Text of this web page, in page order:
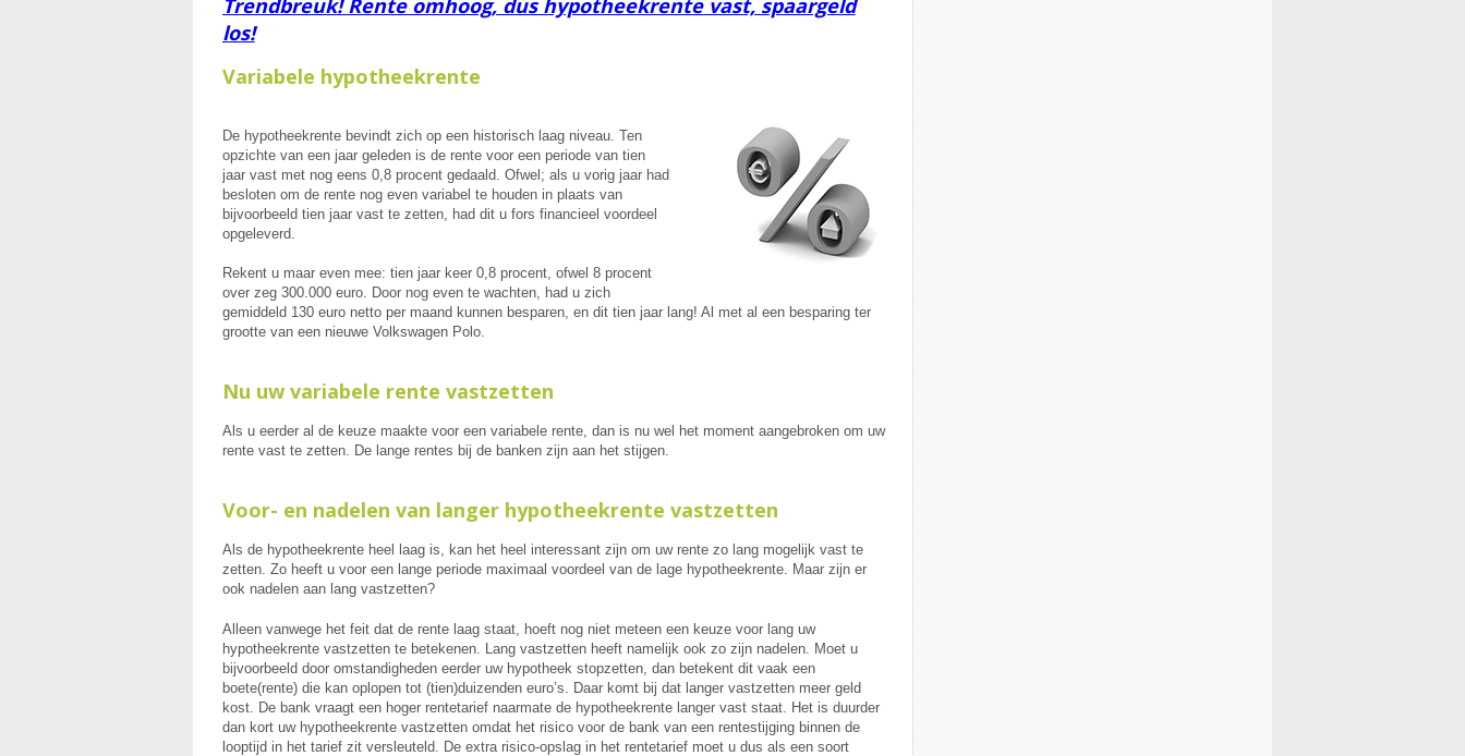
Trendbreuk! Rente omhoog, dus hypotheekrente vast, spaargeld
los!
Variabele hypotheekrente
De hypotheekrente bevindt zich op een historisch laag niveau. Ten
opzichte van een jaar geleden is de rente voor een periode van tien
jaar vast met nog eens 0,8 procent gedaald. Ofwel; als u vorig jaar had
besloten om de rente nog even variabel te houden in plaats van
bijvoorbeeld tien jaar vast te zetten, had dit u fors financieel voordeel
opgeleverd.
Rekent u maar even mee: tien jaar keer 0,8 procent, ofwel 8 procent
over zeg 300.000 euro. Door nog even te wachten, had u zich
gemiddeld 130 euro netto per maand kunnen besparen, en dit tien jaar lang! Al met al een besparing ter
grootte van een nieuwe Volkswagen Polo.
Nu uw variabele rente vastzetten
Als u eerder al de keuze maakte voor een variabele rente, dan is nu wel het moment aangebroken om uw
rente vast te zetten. De lange rentes bij de banken zijn aan het stijgen.
Voor- en nadelen van langer hypotheekrente vastzetten
Als de hypotheekrente heel laag is, kan het heel interessant zijn om uw rente zo lang mogelijk vast te
zetten. Zo heeft u voor een lange periode maximaal voordeel van de lage hypotheekrente. Maar zijn er
ook nadelen aan lang vastzetten?
Alleen vanwege het feit dat de rente laag staat, hoeft nog niet meteen een keuze voor lang uw
hypotheekrente vastzetten te betekenen. Lang vastzetten heeft namelijk ook zo zijn nadelen. Moet u
bijvoorbeeld door omstandigheden eerder uw hypotheek stopzetten, dan betekent dit vaak een
boete(rente) die kan oplopen tot (tien)duizenden euro’s. Daar komt bij dat langer vastzetten meer geld
kost. De bank vraagt een hoger rentetarief naarmate de hypotheekrente langer vast staat. Het is duurder
dan kort uw hypotheekrente vastzetten omdat het risico voor de bank van een rentestijging binnen de
looptijd in het tarief zit versleuteld. De extra risico-opslag in het rentetarief moet u dus als een soort